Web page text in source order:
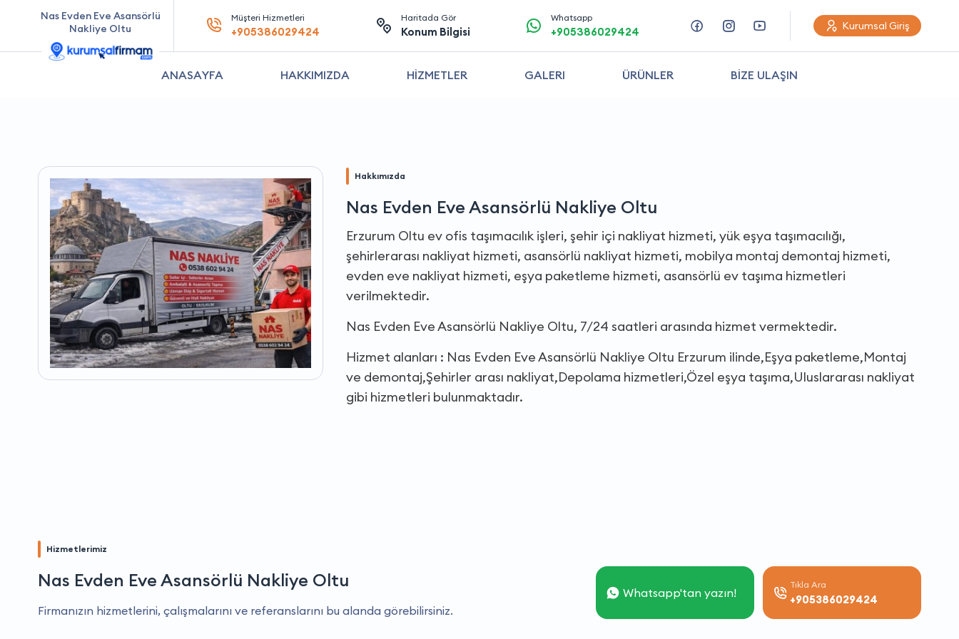
Nas Evden Eve Asansörlü
Nakliye Oltu
Müşteri Hizmetleri
+905386029424
Haritada Gör
Konum Bilgisi
Whatsapp
+905386029424 Kurumsal Giriş
ANASAYFA HAKKIMIZDA HİZMETLER GALERI ÜRÜNLER BİZE ULAŞIN
Hakkımızda
Nas Evden Eve Asansörlü Nakliye Oltu
Erzurum Oltu ev ofis taşımacılık işleri, şehir içi nakliyat hizmeti, yük eşya taşımacılığı,
şehirlerarası nakliyat hizmeti, asansörlü nakliyat hizmeti, mobilya montaj demontaj hizmeti,
evden eve nakliyat hizmeti, eşya paketleme hizmeti, asansörlü ev taşıma hizmetleri
verilmektedir.
Nas Evden Eve Asansörlü Nakliye Oltu, 7/24 saatleri arasında hizmet vermektedir.
Hizmet alanları : Nas Evden Eve Asansörlü Nakliye Oltu Erzurum ilinde,Eşya paketleme,Montaj
ve demontaj,Şehirler arası nakliyat,Depolama hizmetleri,Özel eşya taşıma,Uluslararası nakliyat
gibi hizmetleri bulunmaktadır.
Hizmetlerimiz
Nas Evden Eve Asansörlü Nakliye Oltu
Firmanızın hizmetlerini, çalışmalarını ve referanslarını bu alanda görebilirsiniz.
Whatsapp'tan yazın!
Tıkla Ara
+905386029424